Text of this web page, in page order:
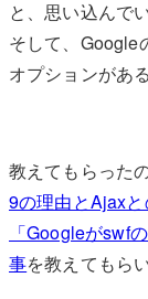
と、思い込んで
そして、Google
オプションがあ
教えてもらった
9の理由とAjax
「Googleがswf
事を教えてもら